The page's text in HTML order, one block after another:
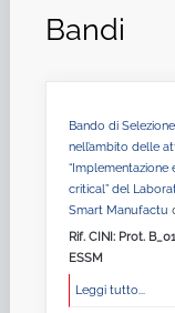
Bandi
Bando di
nell’ambito delle
critical” del
Smart Manufactu
Rif. CINI: Prot.
ESSM
Leggi tutto...